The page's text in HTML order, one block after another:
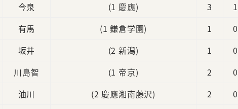
今泉 (1 慶應) 3 1
有馬 (1 鎌倉学園) 1 0
坂井 (2 新潟) 1 0
川島智 (1 帝京) 2 0
油川 (2 慶應湘南藤沢) 2 0